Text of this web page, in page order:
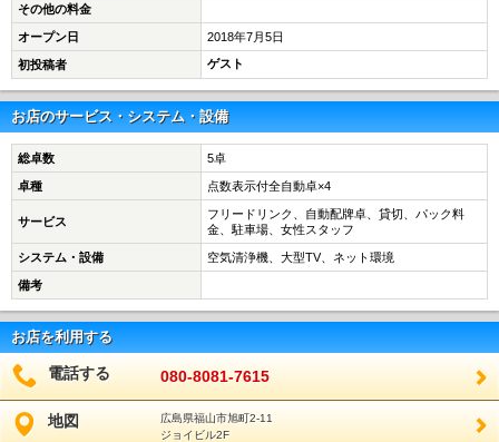
その他の料金
オープン日 2018年7月5日
初投稿者 ゲスト
お店のサービス・システム・設備
総卓数 5卓
卓種 点数表示付全自動卓×4
サービス
フリードリンク、自動配牌卓、貸切、パック料
金、駐車場、女性スタッフ
システム・設備 空気清浄機、大型TV、ネット環境
備考
お店を利用する
電話する 080-8081-7615
地図
広島県福山市旭町2-11
ジョイビル2F